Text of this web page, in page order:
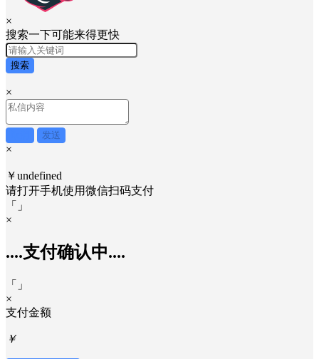
×
搜索一下可能来得更快
搜索
×
发送
×
￥undefined
请打开手机使用微信扫码支付
「
」
×
....支付确认中....
「
」
×
支付金额
￥